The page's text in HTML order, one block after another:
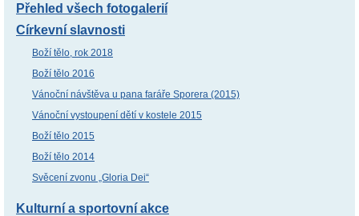
Přehled všech fotogalerií
Církevní slavnosti
Boží tělo, rok 2018
Boží tělo 2016
Vánoční návštěva u pana faráře Sporera (2015)
Vánoční vystoupení dětí v kostele 2015
Boží tělo 2015
Boží tělo 2014
Svěcení zvonu „Gloria Dei“
Kulturní a sportovní akce